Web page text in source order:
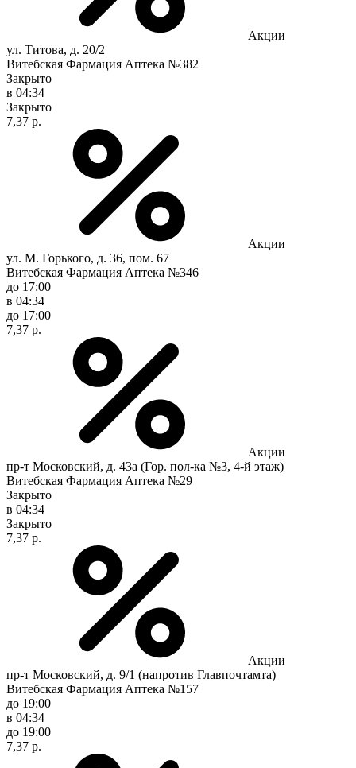
Акции
ул. Титова, д. 20/2
Витебская Фармация Аптека №382
Закрыто
в 04:34
Закрыто
7,37 р.
Акции
ул. М. Горького, д. 36, пом. 67
Витебская Фармация Аптека №346
до 17:00
в 04:34
до 17:00
7,37 р.
Акции
пр-т Московский, д. 43а (Гор. пол-ка №3, 4-й этаж)
Витебская Фармация Аптека №29
Закрыто
в 04:34
Закрыто
7,37 р.
Акции
пр-т Московский, д. 9/1 (напротив Главпочтамта)
Витебская Фармация Аптека №157
до 19:00
в 04:34
до 19:00
7,37 р.